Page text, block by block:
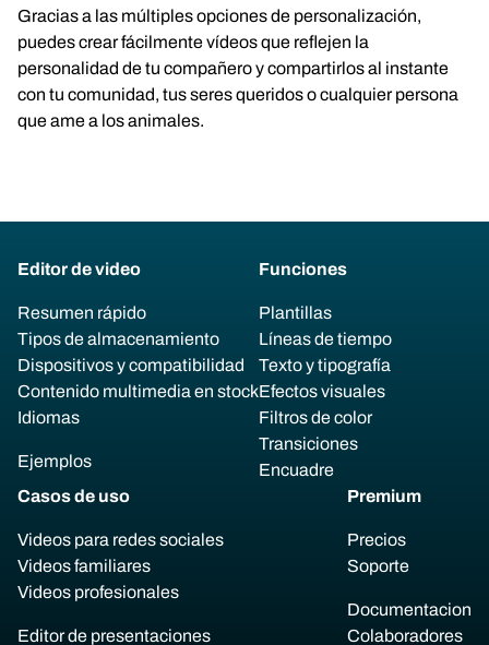
Gracias a las múltiples opciones de personalización,
puedes crear fácilmente vídeos que reflejen la
personalidad de tu compañero y compartirlos al instante
con tu comunidad, tus seres queridos o cualquier persona
que ame a los animales.
Editor de video
Resumen rápido
Tipos de almacenamiento
Dispositivos y compatibilidad
Contenido multimedia en stock
Idiomas
Ejemplos
Funciones
Plantillas
Líneas de tiempo
Texto y tipografía
Efectos visuales
Filtros de color
Transiciones
Encuadre
Casos de uso
Videos para redes sociales
Videos familiares
Videos profesionales
Editor de presentaciones
Premium
Precios
Soporte
Documentacion
Colaboradores